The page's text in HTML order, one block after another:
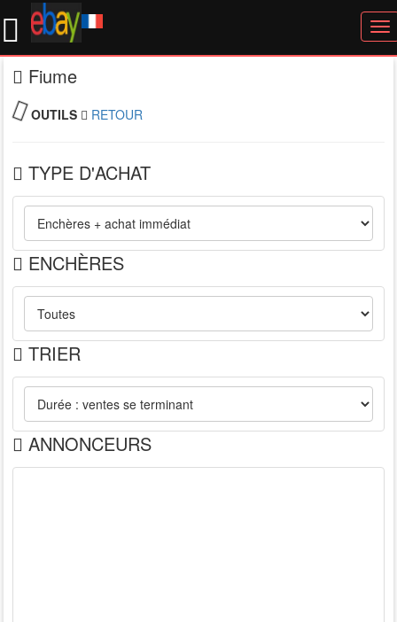
Fiume
OUTILS RETOUR
TYPE D'ACHAT
ENCHÈRES
TRIER
ANNONCEURS